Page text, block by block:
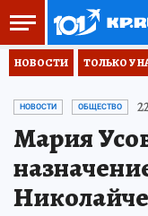
НОВОСТИ ТОЛЬКО У
НОВОСТИ ОБЩЕСТВО
Мария